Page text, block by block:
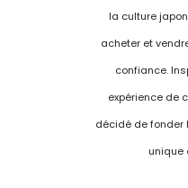
la culture
acheter et
confiance.
expérience de
décidé de fonder
unique